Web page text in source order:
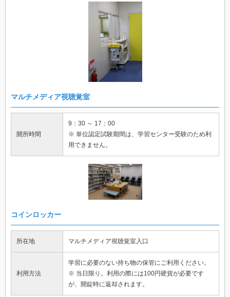
マルチメディア視聴覚室
開所時間
9：30 ～ 17：00
※ 単位認定試験期間は、学習センター受験のため利
用できません。
コインロッカー
所在地 マルチメディア視聴覚室入口
利用方法
学習に必要のない持ち物の保管にご利用ください。
※ 当日限り。利用の際には100円硬貨が必要です
が、開錠時に返却されます。